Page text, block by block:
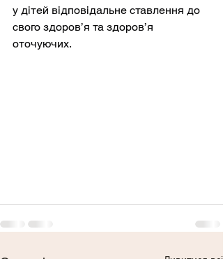
у дітей відповідальне ставлення до
свого здоров’я та здоров’я
оточуючих.